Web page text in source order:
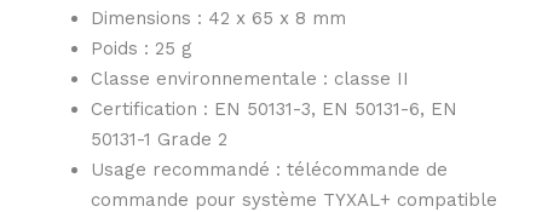
Dimensions : 42 x 65 x 8 mm
Poids : 25 g
Classe environnementale : classe II
Certification : EN 50131-3, EN 50131-6, EN
50131-1 Grade 2
Usage recommandé : télécommande de
commande pour système TYXAL+ compatible